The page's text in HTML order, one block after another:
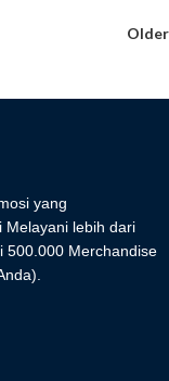
Older
yang
lebih dari
500.000 Merchandise